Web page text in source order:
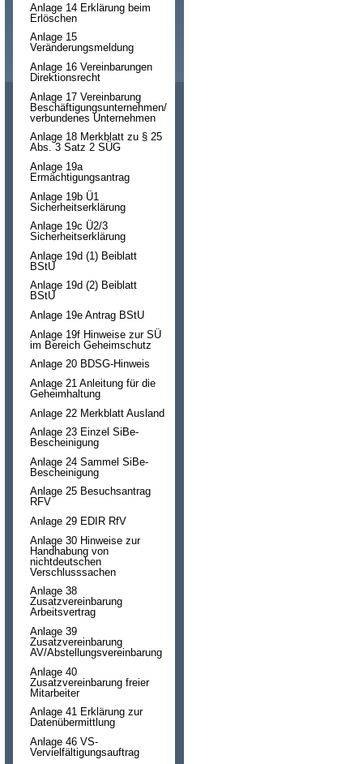
Anlage 14 Erklärung beim
Erlöschen
Anlage 15
Veränderungsmeldung
Anlage 16 Vereinbarungen
Direktionsrecht
Anlage 17 Vereinbarung
Beschäftigungsunternehmen/
verbundenes Unternehmen
Anlage 18 Merkblatt zu § 25
Abs. 3 Satz 2 SÜG
Anlage 19a
Ermächtigungsantrag
Anlage 19b Ü1
Sicherheitserklärung
Anlage 19c Ü2/3
Sicherheitserklärung
Anlage 19d (1) Beiblatt
BStU
Anlage 19d (2) Beiblatt
BStU
Anlage 19e Antrag BStU
Anlage 19f Hinweise zur SÜ
im Bereich Geheimschutz
Anlage 20 BDSG-Hinweis
Anlage 21 Anleitung für die
Geheimhaltung
Anlage 22 Merkblatt Ausland
Anlage 23 Einzel SiBe-
Bescheinigung
Anlage 24 Sammel SiBe-
Bescheinigung
Anlage 25 Besuchsantrag
RFV
Anlage 29 EDIR RfV
Anlage 30 Hinweise zur
Handhabung von
nichtdeutschen
Verschlusssachen
Anlage 38
Zusatzvereinbarung
Arbeitsvertrag
Anlage 39
Zusatzvereinbarung
AV/Abstellungsvereinbarung
Anlage 40
Zusatzvereinbarung freier
Mitarbeiter
Anlage 41 Erklärung zur
Datenübermittlung
Anlage 46 VS-
Vervielfältigungsauftrag